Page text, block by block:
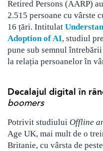
Retired Persons (AARP)
2.515 persoane cu vârste
16 țări. Intitulat
Adoption of AI, studiul
pune sub semnul
la relația persoanelor în
Decalajul digital în
boomers
Potrivit studiului Offline
Age UK, mai mult de o
Britanie, cu vârsta de